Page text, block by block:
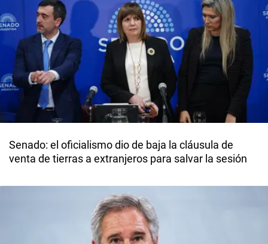
Senado: el oficialismo dio de baja la cláusula de
venta de tierras a extranjeros para salvar la sesión